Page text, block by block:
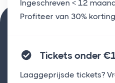
Ingeschreven < 12
Profiteer van 30%
Tickets onder
Laaggeprijsde tickets?